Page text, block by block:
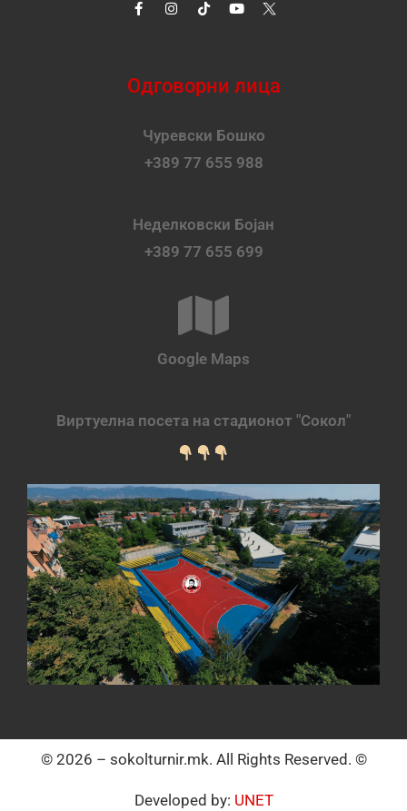
Одговорни лица
Чуревски Бошко
+389 77 655 988
Неделковски Бојан
+389 77 655 699
Google Maps
Виртуелна посета на стадионот "Сокол"
© 2026 – sokolturnir.mk. All Rights Reserved. ©
Developed by: UNET